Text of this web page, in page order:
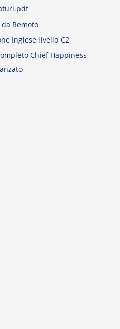
Remoto
Inglese livello C2
Chief Happiness